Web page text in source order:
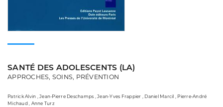
SANTÉ DES ADOLESCENTS (LA)
APPROCHES, SOINS, PRÉVENTION
Patrick Alvin , Jean-Pierre Deschamps , Jean-Yves Frappier , Daniel Marcil , Pierre-André
Michaud , Anne Turz